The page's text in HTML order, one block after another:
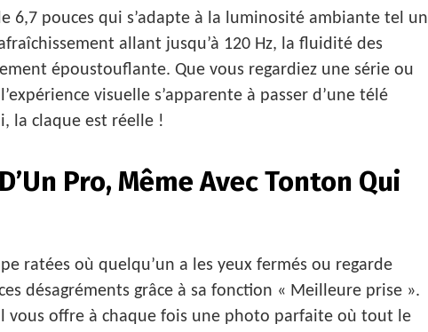
6,7 pouces qui s’adapte à la luminosité ambiante tel un
allant jusqu’à 120 Hz, la fluidité des
époustouflante. Que vous regardiez une série ou
visuelle s’apparente à passer d’une télé
la claque est réelle !
Pro, Même Avec Tonton Qui
ratées où quelqu’un a les yeux fermés ou regarde
désagréments grâce à sa fonction « Meilleure prise ».
vous offre à chaque fois une photo parfaite où tout le